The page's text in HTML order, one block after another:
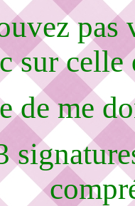
pas
sur celle
de me